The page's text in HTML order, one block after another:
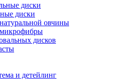
диски
диски
овчины
дисков
и детейлинг